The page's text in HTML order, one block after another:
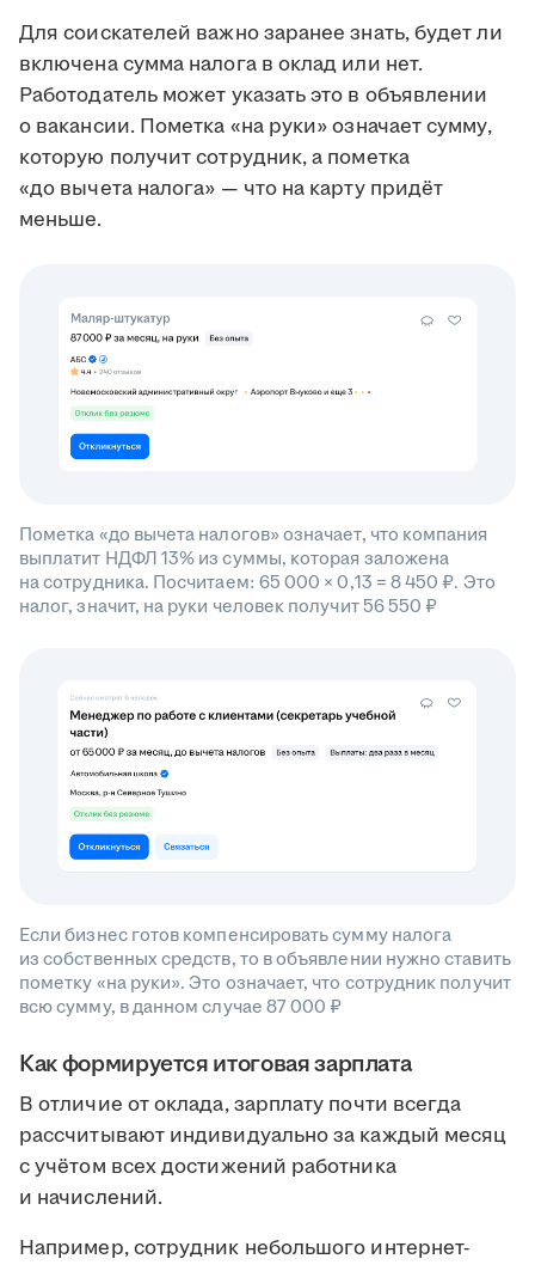
Для соискателей важно заранее знать, будет ли
включена сумма налога в оклад или нет.
Работодатель может указать это в объявлении
о вакансии. Пометка «на руки» означает сумму,
которую получит сотрудник, а пометка
«до вычета налога» — что на карту придёт
меньше.
Пометка «до вычета налогов» означает, что компания
выплатит НДФЛ 13% из суммы, которая заложена
на сотрудника. Посчитаем: 65 000 × 0,13 = 8 450 ₽. Это
налог, значит, на руки человек получит 56 550 ₽
Если бизнес готов компенсировать сумму налога
из собственных средств, то в объявлении нужно ставить
пометку «на руки». Это означает, что сотрудник получит
всю сумму, в данном случае 87 000 ₽
Как формируется итоговая зарплата
В отличие от оклада, зарплату почти всегда
рассчитывают индивидуально за каждый месяц
с учётом всех достижений работника
и начислений.
Например, сотрудник небольшого интернет-